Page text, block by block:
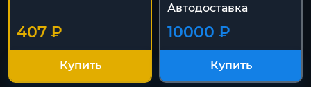
407 ₽
Купить
Автодоставка
10000 ₽
Купить